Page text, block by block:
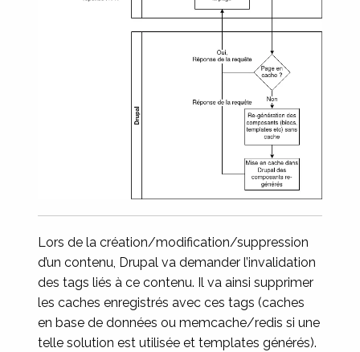
Lors de la création/modification/suppression
d’un contenu, Drupal va demander l’invalidation
des tags liés à ce contenu. Il va ainsi supprimer
les caches enregistrés avec ces tags (caches
en base de données ou memcache/redis si une
telle solution est utilisée et templates générés).